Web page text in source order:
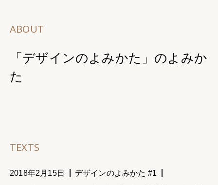
ABOUT
「デザインのよみかた」のよみか
た
TEXTS
2018年2月15日 デザインのよみかた #1